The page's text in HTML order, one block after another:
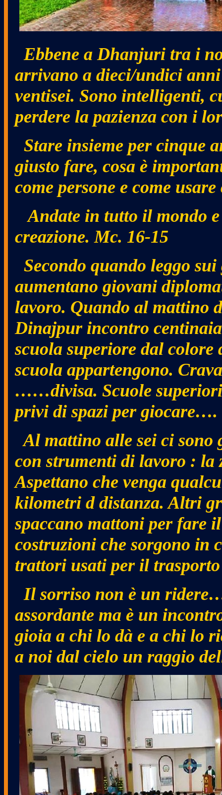
Ebbene a Dhanjuri tra i
arrivano a dieci/undici
ventisei. Sono intelligenti,
perdere la pazienza con i
Stare insieme per cinque
giusto fare, cosa è
come persone e come
Andate in tutto il mondo
creazione. Mc. 16-15
Secondo quando leggo
aumentano giovani
lavoro. Quando al mattino
Dinajpur incontro
scuola superiore dal colore
scuola appartengono.
……divisa. Scuole superiori
privi di spazi per giocare….
Al mattino alle sei ci sono
con strumenti di lavoro : la
Aspettano che venga
kilometri d distanza. Altri
spaccano mattoni per fare
costruzioni che sorgono in
trattori usati per il
Il sorriso non è un
assordante ma è un
gioia a chi lo dà e a chi lo
a noi dal cielo un raggio